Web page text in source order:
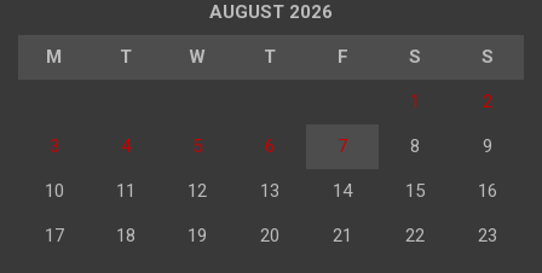
AUGUST 2026
M T W T F S S
1 2
3 4 5 6 7 8 9
10 11 12 13 14 15 16
17 18 19 20 21 22 23